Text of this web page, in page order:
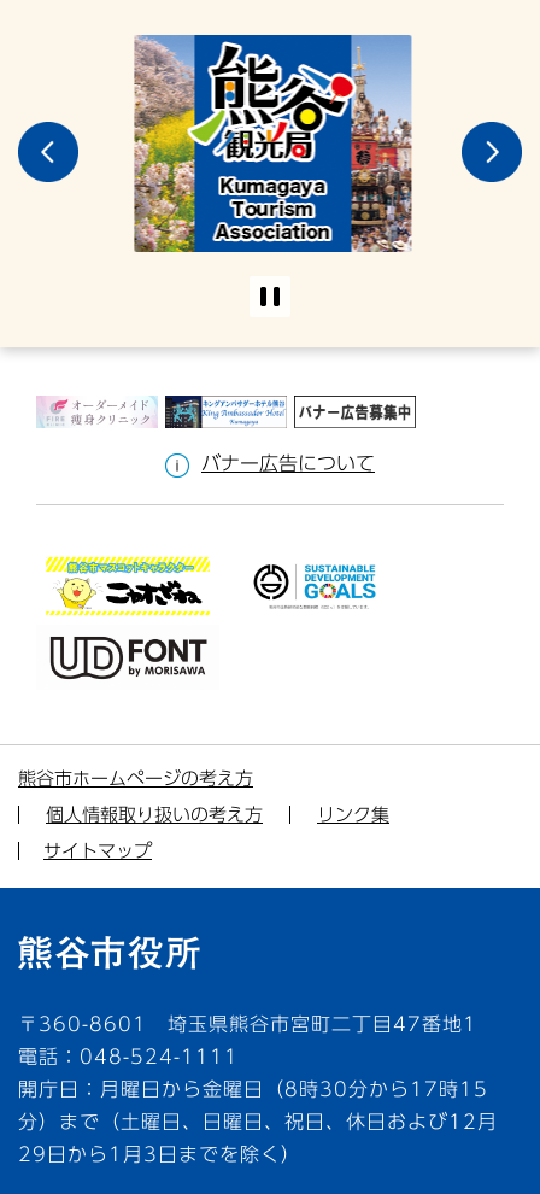
広
バナー広告について
の
ほ
か
告
熊谷市ホームページの考え方
個人情報取り扱いの考え方
リンク集
サイトマップ
〒360-8601 埼玉県熊谷市宮町二丁目47番地1
電話：048-524-1111
開庁日：月曜日から金曜日（8時30分から17時15
分）まで（土曜日、日曜日、祝日、休日および12月
29日から1月3日までを除く）